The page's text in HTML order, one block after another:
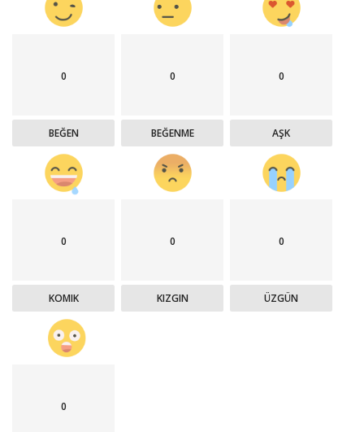
0
BEĞEN
0
BEĞENME
0
AŞK
0
KOMIK
0
KIZGIN
0
ÜZGÜN
0